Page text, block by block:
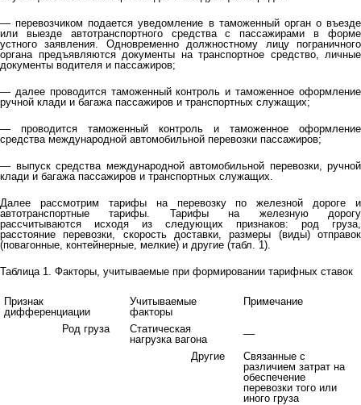
— перевозчиком подается уведомление в таможенный орган о въезде
или выезде автотранспортного средства с пассажирами в форме
устного заявления. Одновременно должностному лицу пограничного
органа предъявляются документы на транспортное средство, личные
документы водителя и пассажиров;
— далее проводится таможенный контроль и таможенное оформление
ручной клади и багажа пассажиров и транспортных служащих;
— проводится таможенный контроль и таможенное оформление
средства международной автомобильной перевозки пассажиров;
— выпуск средства международной автомобильной перевозки, ручной
клади и багажа пассажиров и транспортных служащих.
Далее рассмотрим тарифы на перевозку по железной дороге и
автотранспортные тарифы. Тарифы на железную дорогу
рассчитываются исходя из следующих признаков: род груза,
расстояние перевозки, скорость доставки, размеры (виды) отправок
(повагонные, контейнерные, мелкие) и другие (табл. 1).
Таблица 1. Факторы, учитываемые при формировании тарифных ставок
Признак
дифференциации
Учитываемые
факторы
Примечание
Род груза
Статическая
нагрузка вагона
Другие
Связанные с
различием затрат на
обеспечение
перевозки того или
иного груза